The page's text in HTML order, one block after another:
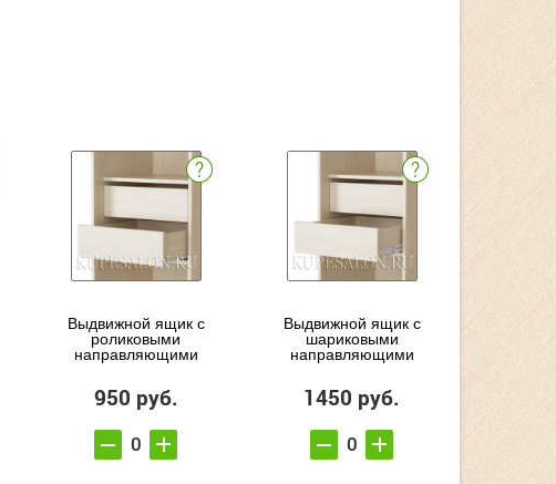
Выдвижной ящик с
роликовыми
направляющими
950 руб.
Выдвижной ящик с
шариковыми
направляющими
1450 руб.